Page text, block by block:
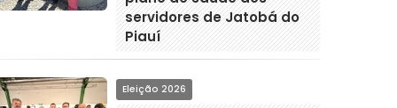
servidores de Jatobá do
Piauí
Eleição 2026